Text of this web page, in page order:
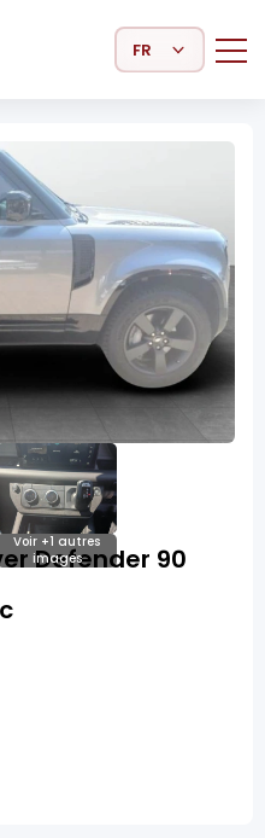
Select Language
Voir +1 autres
images
Defender 90